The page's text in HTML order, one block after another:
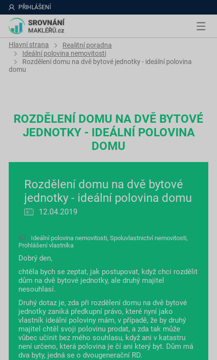
PŘIHLÁŠENÍ
Hlavní strana
Realitní poradna
Ideální polovina nemovitosti
Rozdělení domu na dvě bytové jednotky - ideální polovina
domu
ROZDĚLENÍ DOMU NA DVĚ BYTOVÉ
JEDNOTKY - IDEÁLNÍ POLOVINA
DOMU
Rozdělení domu na dvě bytové
jednotky - ideální polovina domu
12.04.2019
Ideální polovina nemovitosti, Spoluvlastnictví nemovitosti,
Prohlášení vlastníka
Dobrý den,
chtěla bych se zeptat, jak postupovat, když chci rozdělit
dům na dvě bytové jednotky, ale druhý majitel
nesouhlasí.
Druhý dotaz je, zda při rozdělení domu na dvě bytové
jednotky zaniká předkupní právo, které nyní jako
vlastník ideální poloviny mám, v případě, že by druhý
majitel chtěl svoji polovinu prodat, a zda tak může
vůbec učinit bez mého souhlasu, když ani v katastru
není určeno, která polovina je čí ani který byt. Dům má
dva byty, jedná se o dvougenerační RD.